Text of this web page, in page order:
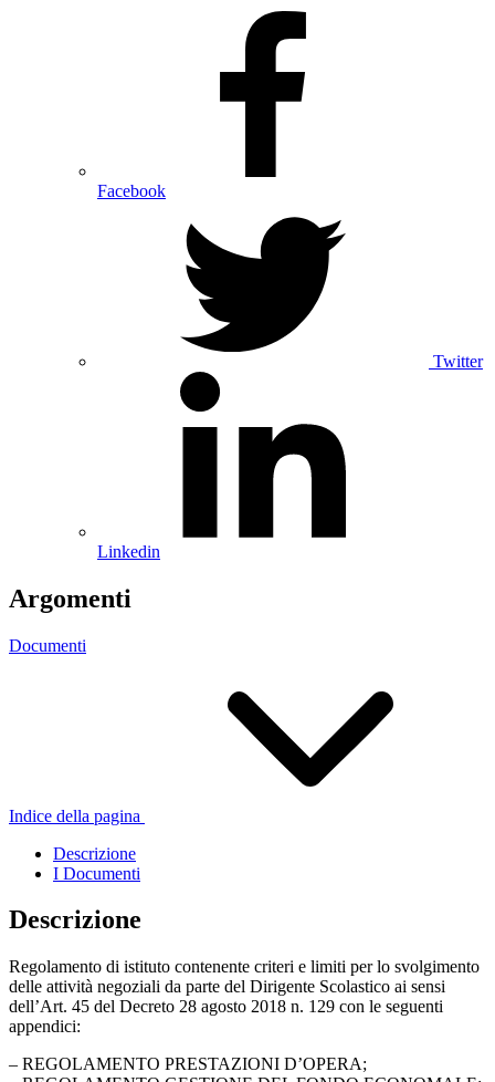
Facebook
Twitter
Linkedin
Argomenti
Documenti
Indice della pagina
Descrizione
I Documenti
Descrizione
Regolamento di istituto contenente criteri e limiti per lo svolgimento
delle attività negoziali da parte del Dirigente Scolastico ai sensi
dell’Art. 45 del Decreto 28 agosto 2018 n. 129 con le seguenti
appendici:
– REGOLAMENTO PRESTAZIONI D’OPERA;